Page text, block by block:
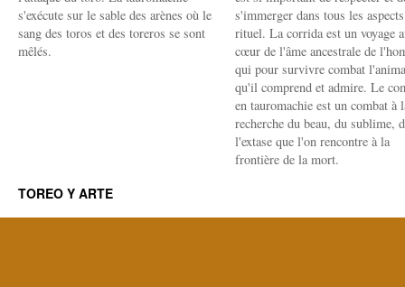
s'exécute sur le sable des arènes où le
sang des toros et des toreros se sont
mêlés.
s'immerger dans tous les
rituel. La corrida est un voyage
cœur de l'âme ancestrale de
qui pour survivre combat
qu'il comprend et admire. Le
en tauromachie est un combat à
recherche du beau, du sublime,
l'extase que l'on rencontre à la
frontière de la mort.
TOREO Y ARTE